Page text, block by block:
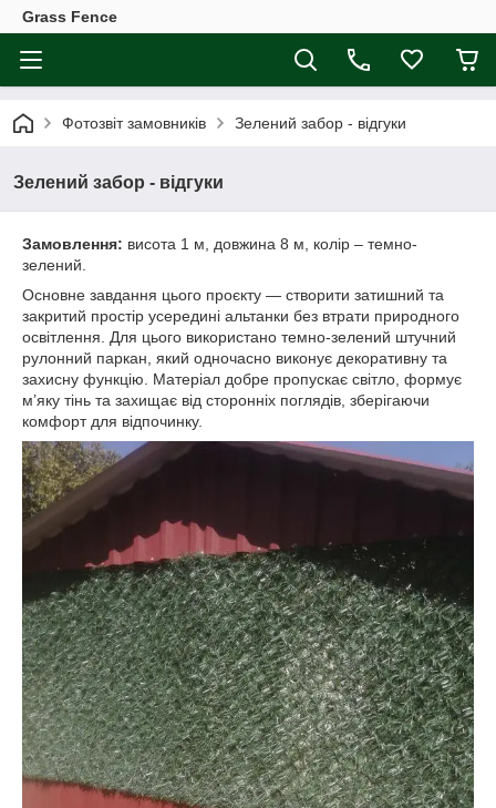
Grass Fence
Фотозвіт замовників Зелений забор - відгуки
Зелений забор - відгуки
Замовлення: висота 1 м, довжина 8 м, колір – темно-
зелений.
Основне завдання цього проєкту — створити затишний та
закритий простір усередині альтанки без втрати природного
освітлення. Для цього використано темно-зелений штучний
рулонний паркан, який одночасно виконує декоративну та
захисну функцію. Матеріал добре пропускає світло, формує
м’яку тінь та захищає від сторонніх поглядів, зберігаючи
комфорт для відпочинку.